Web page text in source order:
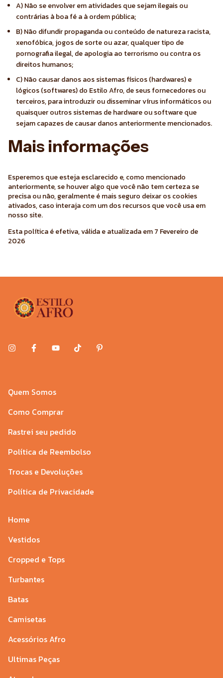
A) Não se envolver em atividades que sejam ilegais ou
contrárias à boa fé a à ordem pública;
B) Não difundir propaganda ou conteúdo de natureza racista,
xenofóbica, jogos de sorte ou azar, qualquer tipo de
pornografia ilegal, de apologia ao terrorismo ou contra os
direitos humanos;
C) Não causar danos aos sistemas físicos (hardwares) e
lógicos (softwares) do Estilo Afro, de seus fornecedores ou
terceiros, para introduzir ou disseminar vírus informáticos ou
quaisquer outros sistemas de hardware ou software que
sejam capazes de causar danos anteriormente mencionados.
Mais informações
Esperemos que esteja esclarecido e, como mencionado
anteriormente, se houver algo que você não tem certeza se
precisa ou não, geralmente é mais seguro deixar os cookies
ativados, caso interaja com um dos recursos que você usa em
nosso site.
Esta política é efetiva, válida e atualizada em 7 Fevereiro de
2026
Quem Somos
Como Comprar
Rastrei seu pedido
Política de Reembolso
Trocas e Devoluções
Política de Privacidade
Home
Vestidos
Cropped e Tops
Turbantes
Batas
Camisetas
Acessórios Afro
Ultimas Peças